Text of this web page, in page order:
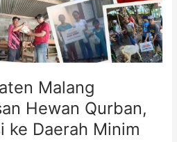
Malang
Hewan Qurban,
ke Daerah Minim